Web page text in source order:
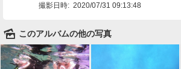
撮影日時: 2020/07/31 09:13:48
🌄 このアルバムの他の写真